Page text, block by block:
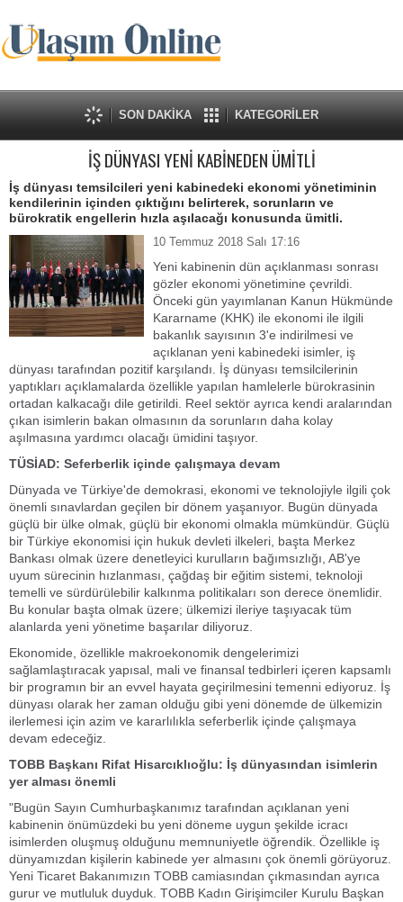
SON DAKİKA KATEGORİLER
İŞ DÜNYASI YENİ KABİNEDEN ÜMİTLİ
İş dünyası temsilcileri yeni kabinedeki ekonomi yönetiminin
kendilerinin içinden çıktığını belirterek, sorunların ve
bürokratik engellerin hızla aşılacağı konusunda ümitli.
10 Temmuz 2018 Salı 17:16
Yeni kabinenin dün açıklanması sonrası
gözler ekonomi yönetimine çevrildi.
Önceki gün yayımlanan Kanun Hükmünde
Kararname (KHK) ile ekonomi ile ilgili
bakanlık sayısının 3'e indirilmesi ve
açıklanan yeni kabinedeki isimler, iş
dünyası tarafından pozitif karşılandı. İş dünyası temsilcilerinin
yaptıkları açıklamalarda özellikle yapılan hamlelerle bürokrasinin
ortadan kalkacağı dile getirildi. Reel sektör ayrıca kendi aralarından
çıkan isimlerin bakan olmasının da sorunların daha kolay
aşılmasına yardımcı olacağı ümidini taşıyor.
TÜSİAD: Seferberlik içinde çalışmaya devam
Dünyada ve Türkiye'de demokrasi, ekonomi ve teknolojiyle ilgili çok
önemli sınavlardan geçilen bir dönem yaşanıyor. Bugün dünyada
güçlü bir ülke olmak, güçlü bir ekonomi olmakla mümkündür. Güçlü
bir Türkiye ekonomisi için hukuk devleti ilkeleri, başta Merkez
Bankası olmak üzere denetleyici kurulların bağımsızlığı, AB'ye
uyum sürecinin hızlanması, çağdaş bir eğitim sistemi, teknoloji
temelli ve sürdürülebilir kalkınma politikaları son derece önemlidir.
Bu konular başta olmak üzere; ülkemizi ileriye taşıyacak tüm
alanlarda yeni yönetime başarılar diliyoruz.
Ekonomide, özellikle makroekonomik dengelerimizi
sağlamlaştıracak yapısal, mali ve finansal tedbirleri içeren kapsamlı
bir programın bir an evvel hayata geçirilmesini temenni ediyoruz. İş
dünyası olarak her zaman olduğu gibi yeni dönemde de ülkemizin
ilerlemesi için azim ve kararlılıkla seferberlik içinde çalışmaya
devam edeceğiz.
TOBB Başkanı Rifat Hisarcıklıoğlu: İş dünyasından isimlerin
yer alması önemli
"Bugün Sayın Cumhurbaşkanımız tarafından açıklanan yeni
kabinenin önümüzdeki bu yeni döneme uygun şekilde icracı
isimlerden oluşmuş olduğunu memnuniyetle öğrendik. Özellikle iş
dünyamızdan kişilerin kabinede yer almasını çok önemli görüyoruz.
Yeni Ticaret Bakanımızın TOBB camiasından çıkmasından ayrıca
gurur ve mutluluk duyduk. TOBB Kadın Girişimciler Kurulu Başkan